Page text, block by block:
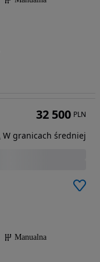
Manualna
32 500 PLN
W granicach średniej